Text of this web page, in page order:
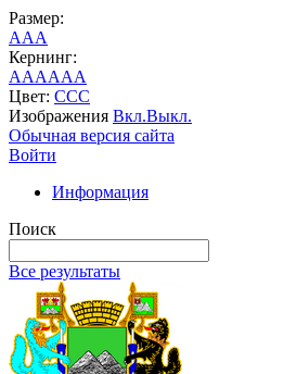
Размер:
AAA
Кернинг:
AAAAAA
Цвет: CCC
Изображения Вкл.Выкл.
Обычная версия сайта
Войти
Информация
Поиск
Все результаты